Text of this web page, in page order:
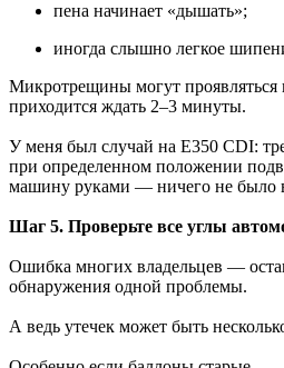
пена начинает «дышать»;
иногда слышно легкое
Микротрещины могут проявляться
приходится ждать 2–3 минуты.
У меня был случай на E350 CDI:
при определенном положении
машину руками — ничего не было
Шаг 5. Проверьте все углы
Ошибка многих владельцев —
обнаружения одной проблемы.
А ведь утечек может быть